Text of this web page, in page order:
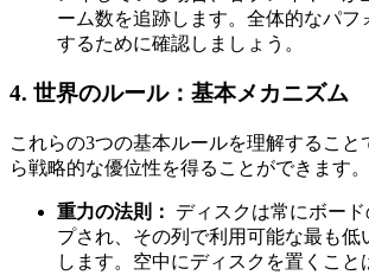
ーム数を追跡します。全体的なパフ
するために確認しましょう。
4. 世界のルール：基本メカニズム
これらの3つの基本ルールを理解すること
ら戦略的な優位性を得ることができます。
重力の法則：
ディスクは常にボー
プされ、その列で利用可能な最も低
します。空中にディスクを置くこと